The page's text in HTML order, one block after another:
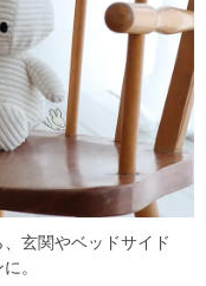
玄関やベッドサイド
。